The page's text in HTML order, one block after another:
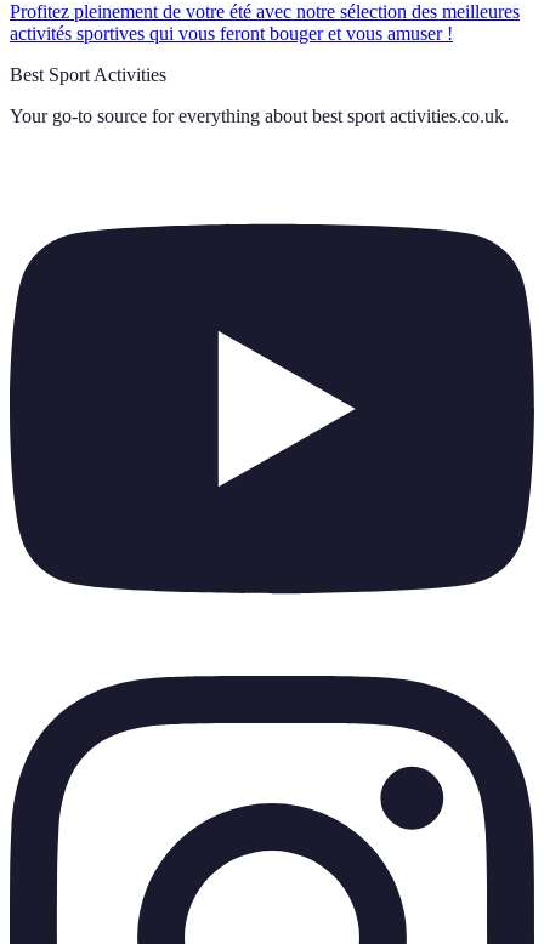
Profitez pleinement de votre été avec notre sélection des meilleures
activités sportives qui vous feront bouger et vous amuser !
Best Sport Activities
Your go-to source for everything about best sport activities.co.uk.